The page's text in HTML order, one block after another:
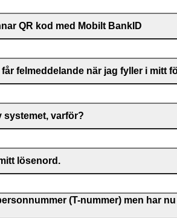
QR kod med Mobilt BankID
felmeddelande när jag fyller i mitt
systemet, varför?
lösenord.
(T-nummer) men har